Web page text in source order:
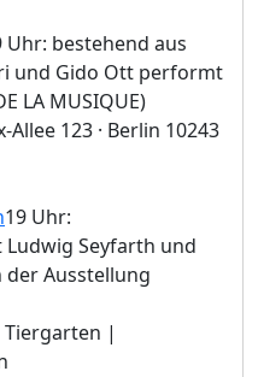
Uhr: bestehend aus
und Gido Ott performt
LA MUSIQUE)
123 · Berlin 10243
19 Uhr:
Seyfarth und
der Ausstellung
|